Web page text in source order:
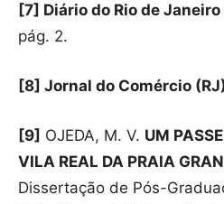
[7] Diário do Rio de Janeiro
pág. 2.
[8] Jornal do Comércio
[9] OJEDA, M. V. UM
VILA REAL DA PRAIA
Dissertação de Pós-